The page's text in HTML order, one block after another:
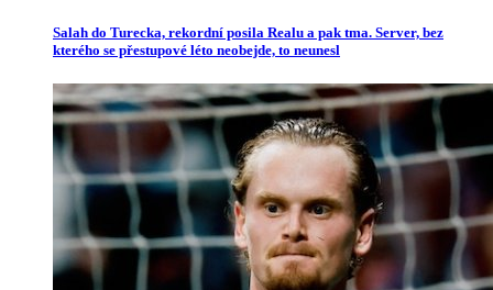
Salah do Turecka, rekordní posila Realu a pak tma. Server, bez
kterého se přestupové léto neobejde, to neunesl